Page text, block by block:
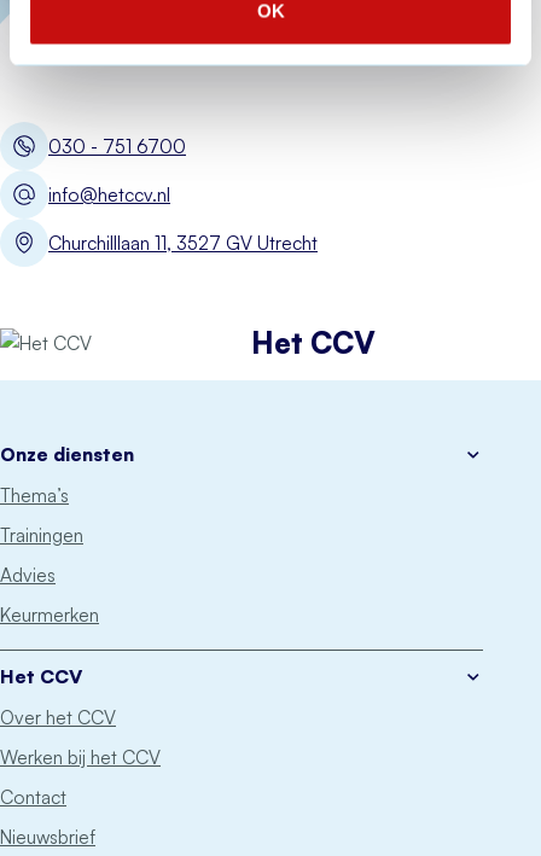
OK
030 - 751 6700
info@hetccv.nl
Churchilllaan 11, 3527 GV Utrecht
Het CCV
Onze diensten
Thema’s
Trainingen
Advies
Keurmerken
Het CCV
Over het CCV
Werken bij het CCV
Contact
Nieuwsbrief